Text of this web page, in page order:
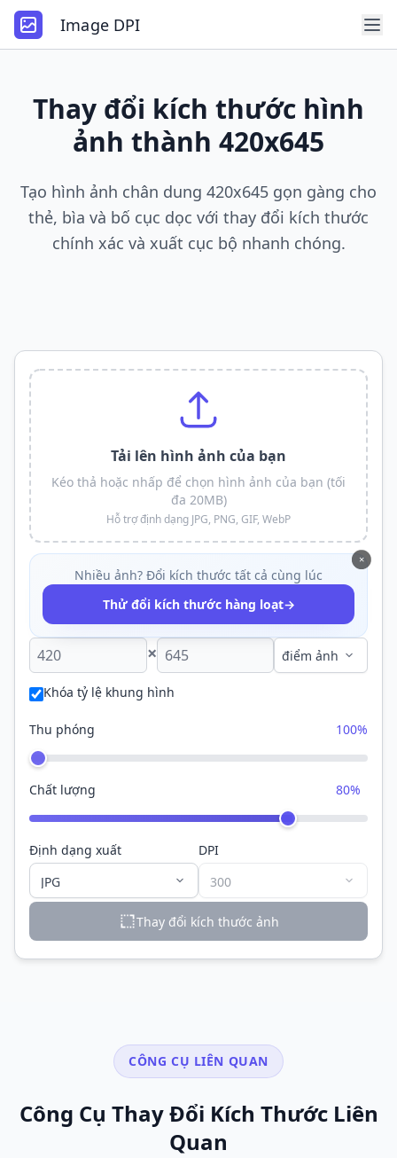
Image DPI
Thay đổi kích thước hình
ảnh thành 420x645
Tạo hình ảnh chân dung 420x645 gọn gàng cho
thẻ, bìa và bố cục dọc với thay đổi kích thước
chính xác và xuất cục bộ nhanh chóng.
Tải lên hình ảnh của bạn
Kéo thả hoặc nhấp để chọn hình ảnh của bạn (tối
đa 20MB)
Hỗ trợ định dạng JPG, PNG, GIF, WebP
×
Nhiều ảnh? Đổi kích thước tất cả cùng lúc
Thử đổi kích thước hàng loạt→
×
Khóa tỷ lệ khung hình
Thu phóng 100%
Chất lượng 80%
Định dạng xuất DPI
Thay đổi kích thước ảnh
CÔNG CỤ LIÊN QUAN
Công Cụ Thay Đổi Kích Thước Liên
Quan